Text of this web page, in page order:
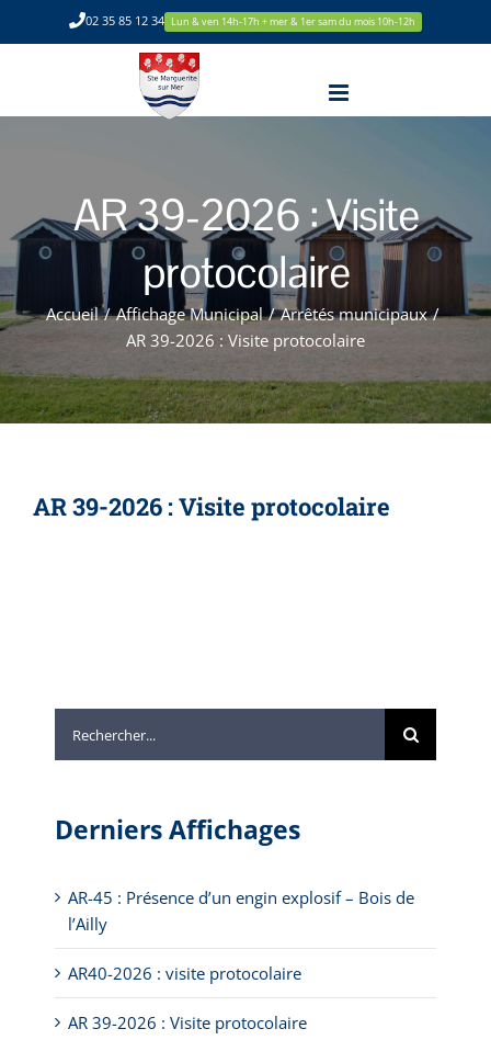
au
02 35 85 12 34 Lun & ven 14h-17h + mer & 1er sam du mois 10h-12h
AR 39-2026 : Visite
protocolaire
Accueil / Affichage Municipal / Arrêtés municipaux /
AR 39-2026 : Visite protocolaire
AR 39-2026 : Visite protocolaire
Derniers Affichages
AR-45 : Présence d’un engin explosif – Bois de
l’Ailly
AR40-2026 : visite protocolaire
AR 39-2026 : Visite protocolaire